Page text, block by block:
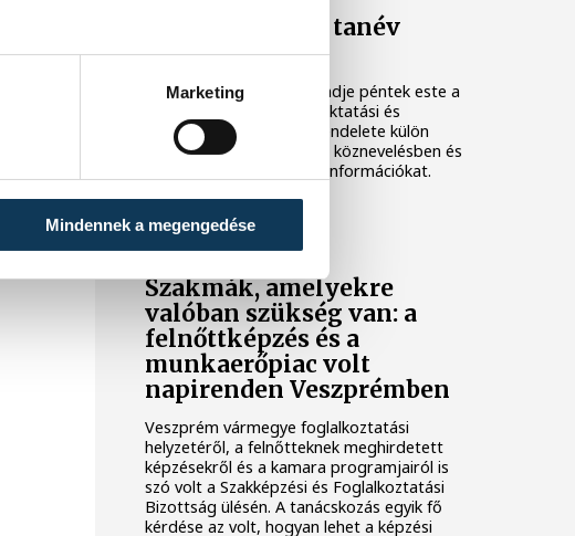
Marketing
Mindennek a megengedése
Megjelent az új tanév
rendje
Megjelent az új tanév rendje péntek este a
Magyar Közlönyben; az oktatási és
gyermekügyi miniszter rendelete külön
fejezetben tartalmazza a köznevelésben és
a szakképzésben fontos információkat.
KÖZÉLET
Szakmák, amelyekre
valóban szükség van: a
felnőttképzés és a
munkaerőpiac volt
napirenden Veszprémben
Veszprém vármegye foglalkoztatási
helyzetéről, a felnőtteknek meghirdetett
képzésekről és a kamara programjairól is
szó volt a Szakképzési és Foglalkoztatási
Bizottság ülésén. A tanácskozás egyik fő
kérdése az volt, hogyan lehet a képzési